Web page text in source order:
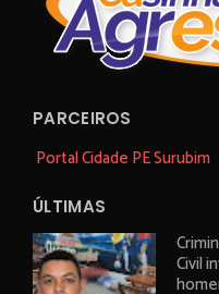
PARCEIROS
Portal Cidade PE Surubim
ÚLTIMAS
Civil